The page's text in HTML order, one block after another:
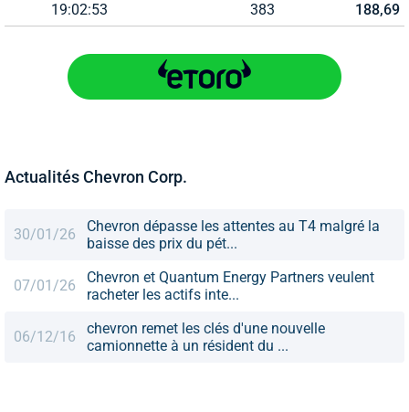
19:02:53 383 188,69
Actualités Chevron Corp.
30/01/26
Chevron dépasse les attentes au T4 malgré la
baisse des prix du pét...
07/01/26
Chevron et Quantum Energy Partners veulent
racheter les actifs inte...
06/12/16
chevron remet les clés d'une nouvelle
camionnette à un résident du ...